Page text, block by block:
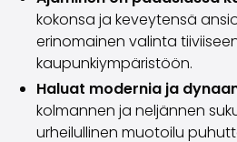
Artikkeleita auton myyntiin
Muista nämä kun myyt auton!
Miten säilytän autoni arvon?
Tuotteet ja palvelut
Autoilun lisäpalvelut
SakaVarma
kokonsa ja keveytensä
erinomainen valinta
kaupunkiympäristöön.
Haluat modernia ja
kolmannen ja neljännen
urheilullinen muotoilu